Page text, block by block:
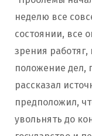
неделю все
состоянии, все
зрения
положение дел,
рассказал
предположил,
увольнять до